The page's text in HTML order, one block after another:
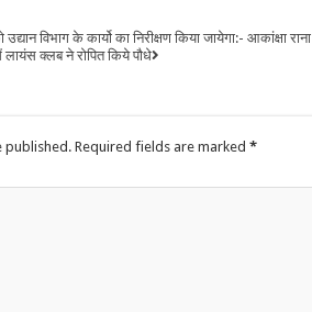
विभाग के कार्यो का निरीक्षण किया जायेगा:- आकांक्षा राना
क्लब ने रोपित किये पौधे
published. Required fields are marked *